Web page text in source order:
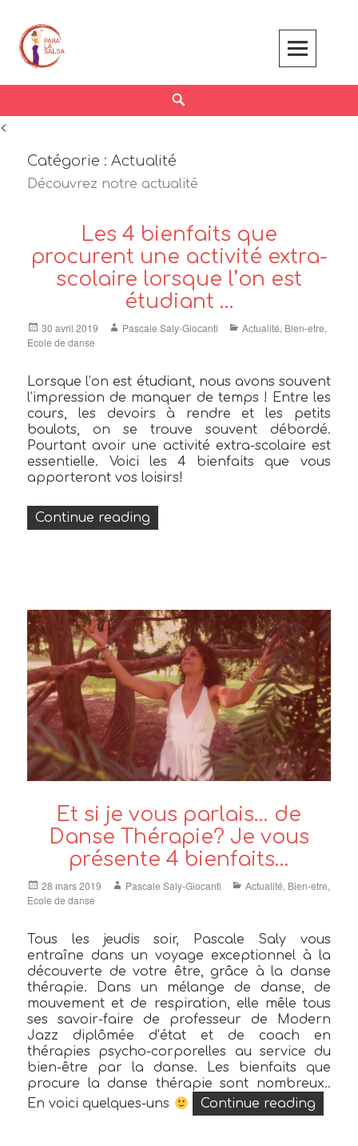
content
<
Catégorie :Actualité
Découvrez notre actualité
Les 4 bienfaits que
procurent une activité extra-
scolaire lorsque l’on est
étudiant …
Posted
on
30 avril 2019 Author
Pascale Saly-Giocanti Categories
Actualité, Bien-etre,
Ecole de danse
Lorsque l’on est étudiant, nous avons souvent
l’impression de manquer de temps ! Entre les
cours, les devoirs à rendre et les petits
boulots, on se trouve souvent débordé.
Pourtant avoir une activité extra-scolaire est
essentielle. Voici les 4 bienfaits que vous
apporteront vos loisirs!
Continue reading
Et si je vous parlais… de
Danse Thérapie? Je vous
présente 4 bienfaits…
Posted
on
28 mars 2019 Author
Pascale Saly-Giocanti Categories
Actualité, Bien-etre,
Ecole de danse
Tous les jeudis soir, Pascale Saly vous
entraîne dans un voyage exceptionnel à la
découverte de votre être, grâce à la danse
thérapie. Dans un mélange de danse, de
mouvement et de respiration, elle mêle tous
ses savoir-faire de professeur de Modern
Jazz diplômée d’état et de coach en
thérapies psycho-corporelles au service du
bien-être par la danse. Les bienfaits que
procure la danse thérapie sont nombreux..
En voici quelques-uns
Continue reading« Et